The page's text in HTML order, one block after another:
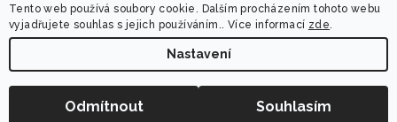
Tento web používá soubory cookie. Dalším procházením tohoto webu
vyjadřujete souhlas s jejich používáním.. Více informací zde.
Nastavení
Odmítnout Souhlasím
Vytvořil Shoptet Premium